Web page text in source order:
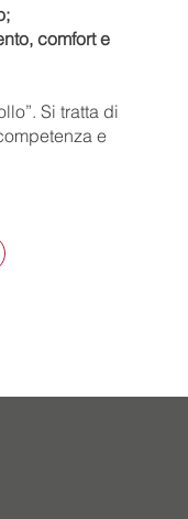
comfort e
Si tratta di
e